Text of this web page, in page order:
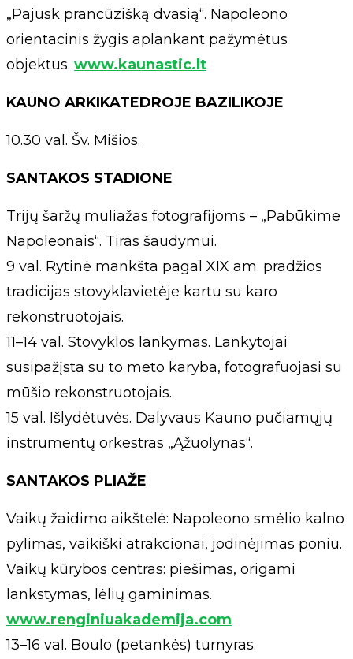
„Pajusk prancūzišką dvasią“. Napoleono
orientacinis žygis aplankant pažymėtus
objektus. www.kaunastic.lt
KAUNO ARKIKATEDROJE BAZILIKOJE
10.30 val. Šv. Mišios.
SANTAKOS STADIONE
Trijų šaržų muliažas fotografijoms – „Pabūkime
Napoleonais“. Tiras šaudymui.
9 val. Rytinė mankšta pagal XIX am. pradžios
tradicijas stovyklavietėje kartu su karo
rekonstruotojais.
11–14 val. Stovyklos lankymas. Lankytojai
susipažįsta su to meto karyba, fotografuojasi su
mūšio rekonstruotojais.
15 val. Išlydėtuvės. Dalyvaus Kauno pučiamųjų
instrumentų orkestras „Ąžuolynas“.
SANTAKOS PLIAŽE
Vaikų žaidimo aikštelė: Napoleono smėlio kalno
pylimas, vaikiški atrakcionai, jodinėjimas poniu.
Vaikų kūrybos centras: piešimas, origami
lankstymas, lėlių gaminimas.
www.renginiuakademija.com
13–16 val. Boulo (petankės) turnyras.